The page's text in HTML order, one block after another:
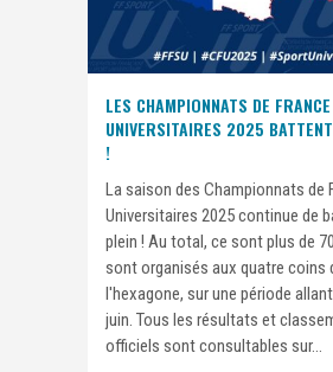
LES CHAMPIONNATS DE FRANCE
UNIVERSITAIRES 2025
!
La saison des Championnats de
Universitaires 2025 continue de
plein ! Au total, ce sont plus de
sont organisés aux quatre coins
l'hexagone, sur une période
juin. Tous les résultats et
officiels sont consultables sur...